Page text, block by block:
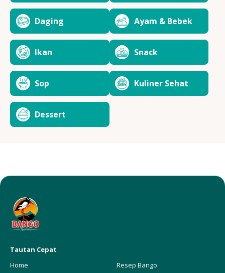
Daging Ayam & Bebek
Ikan Snack
Sop Kuliner Sehat
Dessert
Tautan Cepat
Home
Resep Bango